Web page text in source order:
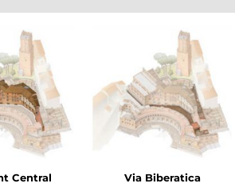
Central Via Biberatica